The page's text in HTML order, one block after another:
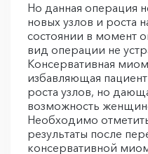
Но данная операция
новых узлов и роста
состоянии в момент
вид операции не
Консервативная
избавляющая
роста узлов, но
возможность
Необходимо
результаты после
консервативной